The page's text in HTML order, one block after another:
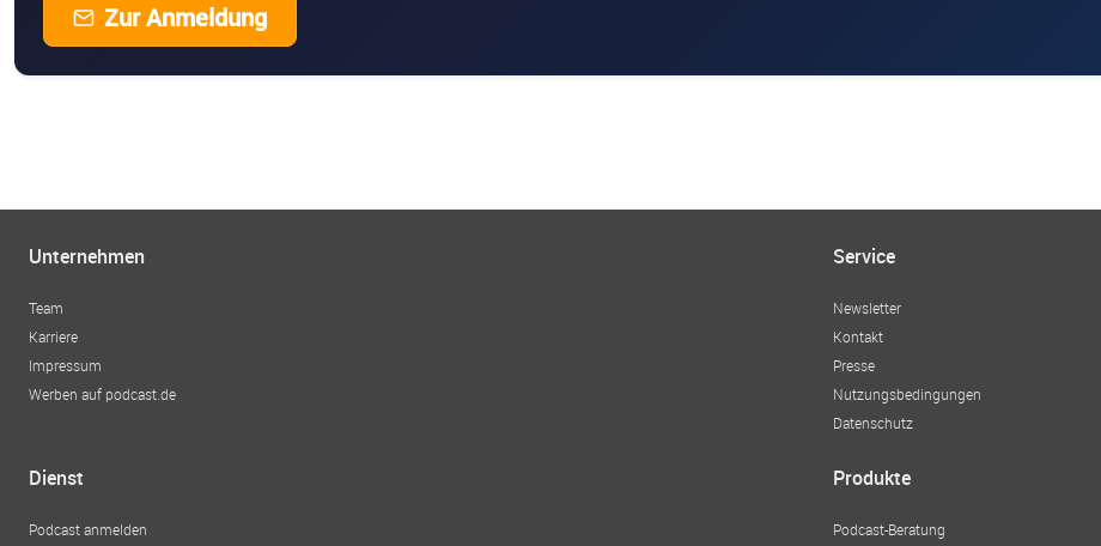
Zur Anmeldung
Unternehmen
Team
Karriere
Impressum
Werben auf podcast.de
Service
Newsletter
Kontakt
Presse
Nutzungsbedingungen
Datenschutz
Dienst
Podcast anmelden
Produkte
Podcast-Beratung